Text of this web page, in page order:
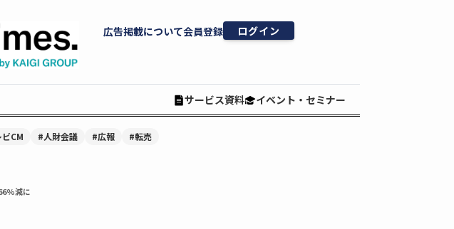
広告掲載について会員登録 ログイン
サービス資料 イベント・セミナー
CM #人財会議 #広報 #転売
減に